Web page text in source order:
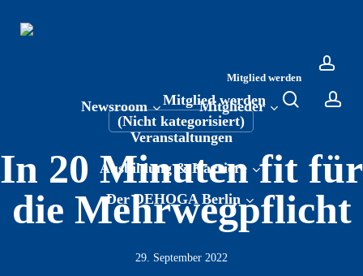
Mitglied werden
Newsroom
Mitglieder
Veranstaltungen
Ausbildung & Karriere
Der DEHOGA Berlin
Mitglied werden search
(Nicht kategorisiert)
In 20 Minuten fit für
die Mehrwegpflicht
29. September 2022